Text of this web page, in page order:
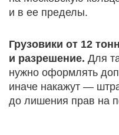
и в ее пределы.
Грузовики от 12
и разрешение. Для
нужно оформлять
иначе накажут —
до лишения прав на